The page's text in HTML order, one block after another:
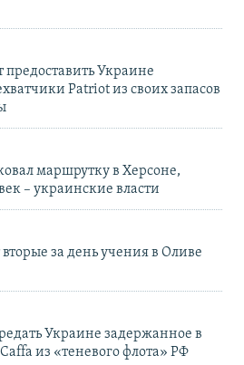
Украине
Patriot из своих запасов
маршрутку в Херсоне,
– украинские власти
за день учения в Оливе
Украине задержанное в
из «теневого флота» РФ